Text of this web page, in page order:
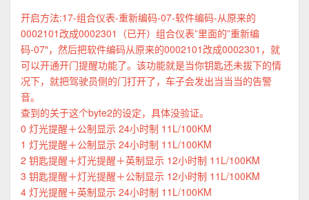
开启方法:17-组合仪表-重新编码-07-软件编码-从原来的
0002101改成0002301（已开）组合仪表”里面的”重新编
码-07″，然后把软件编码从原来的0002101改成0002301，就
可以开通开门提醒功能了。该功能就是当你钥匙还未拔下的情
况下，就把驾驶员侧的门打开了，车子会发出当当当的告警
音。
查到的关于这个byte2的设定，具体没验证。
0 灯光提醒＋公制显示 24小时制 11L/100KM
1 灯光提醒＋公制显示 24小时制 11L/100KM
2 钥匙提醒＋灯光提醒＋英制显示 12小时制 11L/100KM
3 钥匙提醒＋灯光提醒＋公制显示 12小时制 11L/100KM
4 灯光提醒＋英制显示 24小时制 11L/100KM